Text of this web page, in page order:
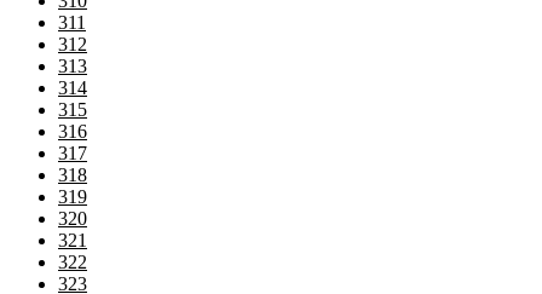
311
312
313
314
315
316
317
318
319
320
321
322
323